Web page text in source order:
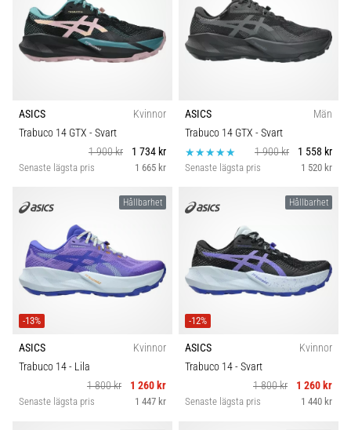
även
känt
som
iliotibialbandssyndrom
ett
mycket
hälsoproblem
löpare
drabbas
Vad…
alla
artiklar
ASICS
Kvinnor
Trabuco 14 GTX - Svart
1 900 kr
1 734 kr
Senaste lägsta pris 1 665 kr
ASICS
Män
Trabuco 14 GTX - Svart
1 900 kr
1 558 kr
Senaste lägsta pris 1 520 kr
Hållbarhet
-13%
ASICS
Kvinnor
Trabuco 14- Lila
1 800 kr
1 260 kr
Senaste lägsta pris 1 447 kr
Hållbarhet
-12%
ASICS
Kvinnor
Trabuco 14- Svart
1 800 kr
1 260 kr
Senaste lägsta pris 1 440 kr